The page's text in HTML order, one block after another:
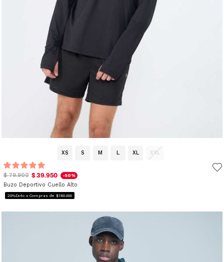
XS S M L XL XXL
$ 79.900 $ 39.950 -50%
Buzo Deportivo Cuello Alto
20%Dcto x Compras de $160.000